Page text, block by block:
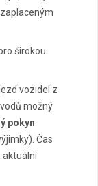
širokou
vozidel z
možný
pokyn
Čas
aktuální